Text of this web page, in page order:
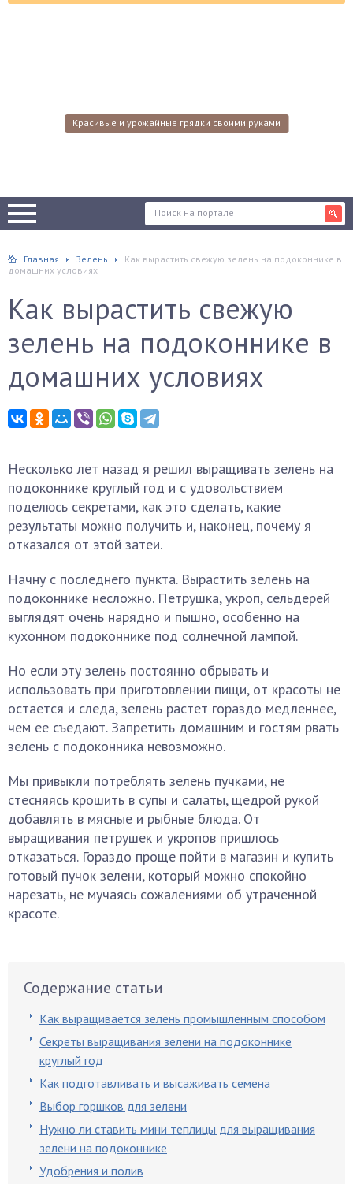
Красивые и урожайные грядки своими руками
Главная Зелень
Как вырастить свежую зелень на подоконнике в
домашних условиях
Как вырастить свежую
зелень на подоконнике в
домашних условиях
Несколько лет назад я решил выращивать зелень на
подоконнике круглый год и с удовольствием
поделюсь секретами, как это сделать, какие
результаты можно получить и, наконец, почему я
отказался от этой затеи.
Начну с последнего пункта. Вырастить зелень на
подоконнике несложно. Петрушка, укроп, сельдерей
выглядят очень нарядно и пышно, особенно на
кухонном подоконнике под солнечной лампой.
Но если эту зелень постоянно обрывать и
использовать при приготовлении пищи, от красоты не
остается и следа, зелень растет гораздо медленнее,
чем ее съедают. Запретить домашним и гостям рвать
зелень с подоконника невозможно.
Мы привыкли потреблять зелень пучками, не
стесняясь крошить в супы и салаты, щедрой рукой
добавлять в мясные и рыбные блюда. От
выращивания петрушек и укропов пришлось
отказаться. Гораздо проще пойти в магазин и купить
готовый пучок зелени, который можно спокойно
нарезать, не мучаясь сожалениями об утраченной
красоте.
Содержание статьи
Как выращивается зелень промышленным способом
Секреты выращивания зелени на подоконнике
круглый год
Как подготавливать и высаживать семена
Выбор горшков для зелени
Нужно ли ставить мини теплицы для выращивания
зелени на подоконнике
Удобрения и полив